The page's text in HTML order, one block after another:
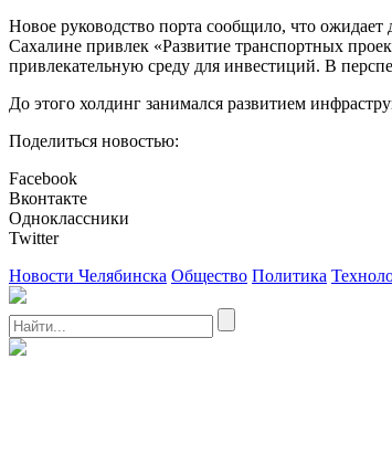
Новое руководство порта сообщило, что
Сахалине привлек «Развитие транспортных
привлекательную среду для инвестиций. В
До этого холдинг занимался развитием
Поделиться новостью:
Facebook
Вконтакте
Одноклассники
Twitter
Новости Челябинска Общество Политика